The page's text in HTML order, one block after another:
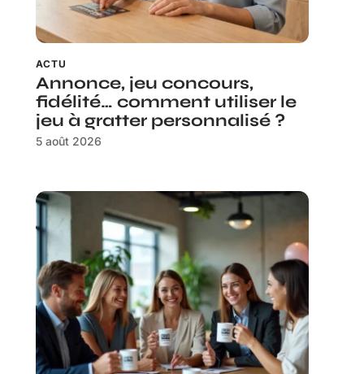
ACTU
Annonce, jeu concours,
fidélité… comment utiliser le
jeu à gratter personnalisé ?
5 août 2026